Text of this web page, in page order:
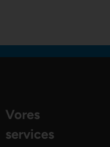
Vores
services